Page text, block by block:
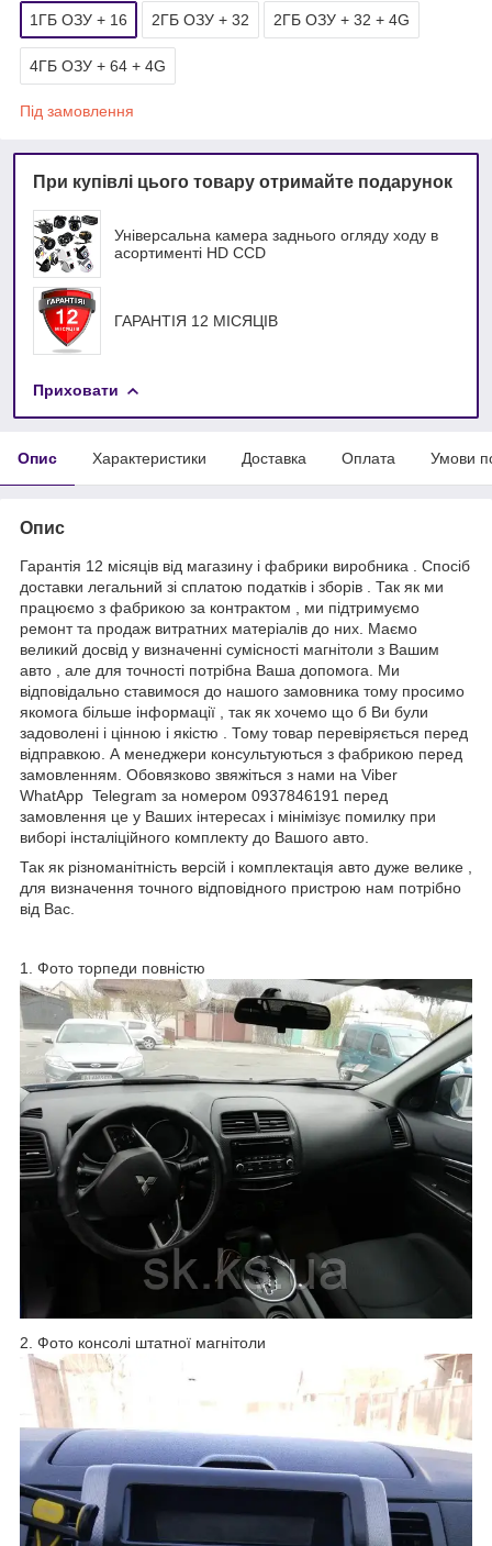
1ГБ ОЗУ + 16 2ГБ ОЗУ + 32 2ГБ ОЗУ + 32 + 4G
4ГБ ОЗУ + 64 + 4G
Під замовлення
При купівлі цього товару отримайте подарунок
Універсальна камера заднього огляду ходу в
асортименті HD ССD
ГАРАНТІЯ 12 МІСЯЦІВ
Приховати
Опис Характеристики Доставка Оплата Умови
Опис
Гарантія 12 місяців від магазину і фабрики виробника . Спосіб
доставки легальний зі сплатою податків і зборів . Так як ми
працюємо з фабрикою за контрактом , ми підтримуємо
ремонт та продаж витратних матеріалів до них. Маємо
великий досвід у визначенні сумісності магнітоли з Вашим
авто , але для точності потрібна Ваша допомога. Ми
відповідально ставимося до нашого замовника тому просимо
якомога більше інформації , так як хочемо що б Ви були
задоволені і цінною і якістю . Тому товар перевіряється перед
відправкою. А менеджери консультуються з фабрикою перед
замовленням. Обовязково звяжіться з нами на Viber
WhatApp Telegram за номером 0937846191 перед
замовлення це у Ваших інтересах і мінімізує помилку при
виборі інсталіційного комплекту до Вашого авто.
Так як різноманітність версій і комплектація авто дуже велике ,
для визначення точного відповідного пристрою нам потрібно
від Вас.
1. Фото торпеди повністю
2. Фото консолі штатної магнітоли